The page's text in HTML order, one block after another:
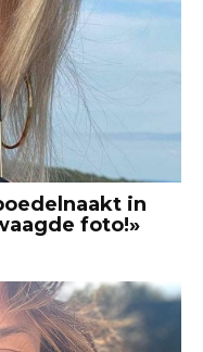
in
foto!»